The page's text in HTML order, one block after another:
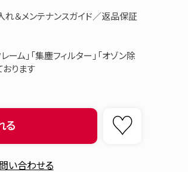
＆メンテナンスガイド／返品保証
ーム」「集塵フィルター」「オゾン除
おります
る
い合わせる